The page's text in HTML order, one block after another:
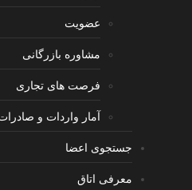
عضویت
مشاوره بازرگانی
فرصت های تجاری
آمار واردات و
جستجوی اعضا
معرفی اتاق